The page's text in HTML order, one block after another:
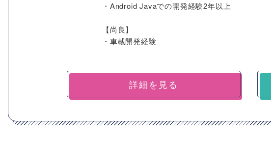
・Android Javaでの開発経験2年以上
【尚良】
・車載開発経験
詳細を見る